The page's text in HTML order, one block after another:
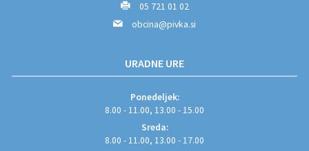
05 721 01 02
obcina@pivka.si
URADNE URE
Ponedeljek:
8.00 - 11.00, 13.00 - 15.00
Sreda:
8.00 - 11.00, 13.00 - 17.00